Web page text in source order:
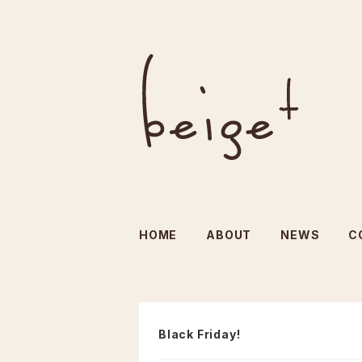
HOME ABOUT NEWS
Black Friday!